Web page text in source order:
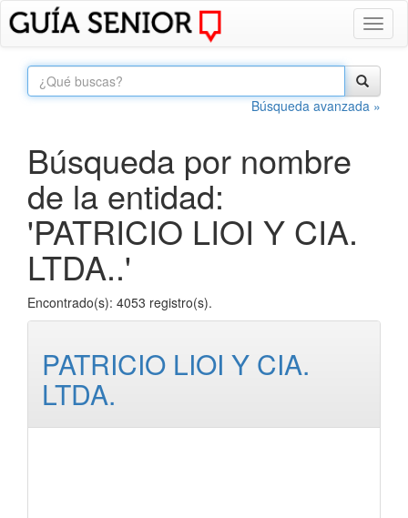
Búsqueda avanzada »
Búsqueda por nombre
de la entidad:
'PATRICIO LIOI Y CIA.
LTDA..'
Encontrado(s): 4053 registro(s).
PATRICIO LIOI Y CIA.
LTDA.